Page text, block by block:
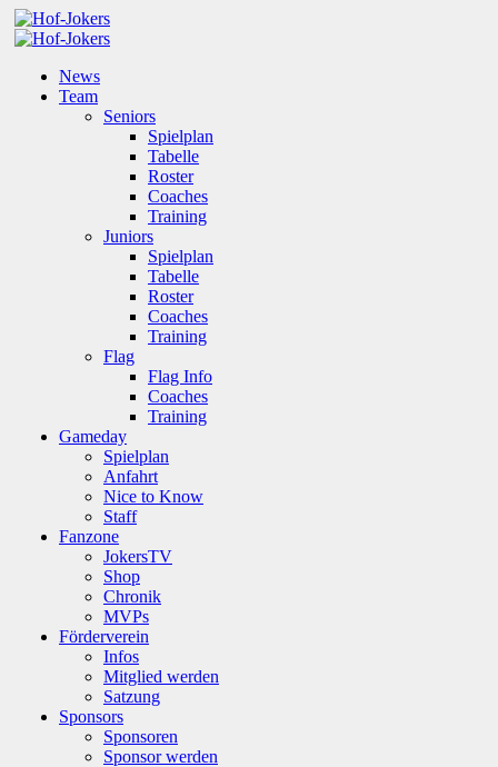
News
Team
Seniors
Spielplan
Tabelle
Roster
Coaches
Training
Juniors
Spielplan
Tabelle
Roster
Coaches
Training
Flag
Flag Info
Coaches
Training
Gameday
Spielplan
Anfahrt
Nice to Know
Staff
Fanzone
JokersTV
Shop
Chronik
MVPs
Förderverein
Infos
Mitglied werden
Satzung
Sponsors
Sponsoren
Sponsor werden